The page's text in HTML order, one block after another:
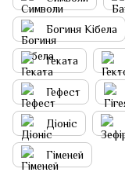
Богиня Кібела
Геката
Гефест
Діоніс
Гіменей